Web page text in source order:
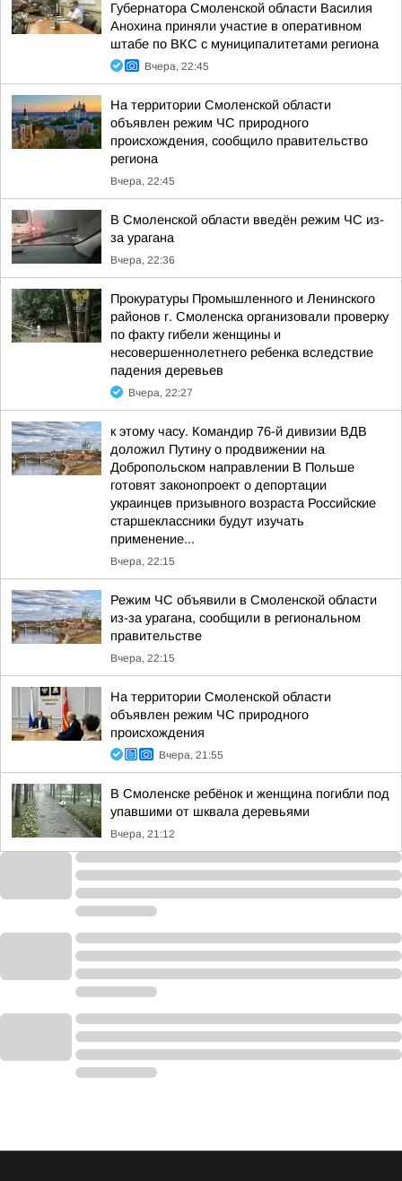
Губернатора Смоленской области Василия
Анохина приняли участие в оперативном
штабе по ВКС с муниципалитетами региона
Вчера, 22:45
На территории Смоленской области
объявлен режим ЧС природного
происхождения, сообщило правительство
региона
Вчера, 22:45
В Смоленской области введён режим ЧС из-
за урагана
Вчера, 22:36
Прокуратуры Промышленного и Ленинского
районов г. Смоленска организовали проверку
по факту гибели женщины и
несовершеннолетнего ребенка вследствие
падения деревьев
Вчера, 22:27
к этому часу. Командир 76-й дивизии ВДВ
доложил Путину о продвижении на
Добропольском направлении В Польше
готовят законопроект о депортации
украинцев призывного возраста Российские
старшеклассники будут изучать
применение...
Вчера, 22:15
Режим ЧС объявили в Смоленской области
из-за урагана, сообщили в региональном
правительстве
Вчера, 22:15
На территории Смоленской области
объявлен режим ЧС природного
происхождения
Вчера, 21:55
В Смоленске ребёнок и женщина погибли под
упавшими от шквала деревьями
Вчера, 21:12